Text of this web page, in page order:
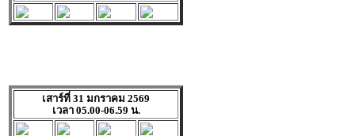
เสาร์ที่ 31 มกราคม 2569
เวลา 05.00-06.59 น.